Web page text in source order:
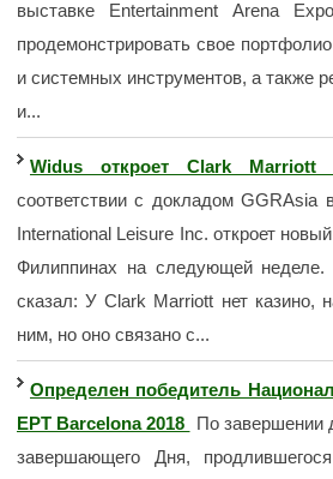
выставке Entertainment Arena
продемонстрировать свое
и системных инструментов, а также
и...
Widus откроет Clark
соответствии с докладом
International Leisure Inc. откроет
Филиппинах на следующей неделе.
сказал: У Clark Marriott нет казино,
ним, но оно связано с...
Определен победитель
ЕРТ Barcelona 2018
По завершении
завершающего Дня,